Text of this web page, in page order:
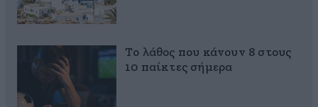
Το λάθος που κάνουν 8 στους
10 παίκτες σήμερα